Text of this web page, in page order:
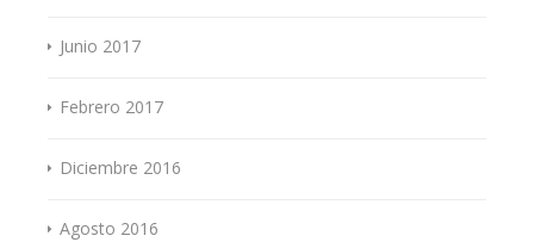
Junio 2017
Febrero 2017
Diciembre 2016
Agosto 2016